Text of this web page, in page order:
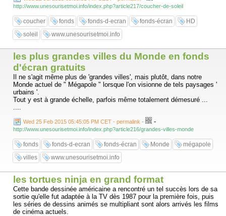
http://www.unesourisetmoi.info/index.php?article217/coucher-de-soleil
coucher fonds fonds-d-ecran fonds-écran
HD
soleil
www.unesourisetmoi.info
les plus grandes villes du Monde en fonds
d'écran gratuits
Il ne s'agit même plus de 'grandes villes', mais plutôt, dans notre
Monde actuel de " Mégapole " lorsque l'on visionne de tels paysages '
urbains '.
Tout y est à grande échelle, parfois même totalement démesuré ...
....
Wed 25 Feb 2015 05:45:05 PM CET - permalink - -
http://www.unesourisetmoi.info/index.php?article216/grandes-villes-monde
fonds fonds-d-ecran fonds-écran Monde
mégapole
villes
www.unesourisetmoi.info
les tortues ninja en grand format
Cette bande dessinée américaine a rencontré un tel succès lors de sa
sortie qu'elle fut adaptée à la TV dès 1987 pour la première fois, puis
les séries de dessins animés se multipliant sont alors arrivés les films
de cinéma actuels.